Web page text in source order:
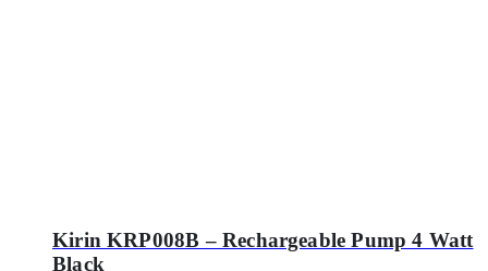
Kirin KRP008B – Rechargeable Pump 4 Watt
Black